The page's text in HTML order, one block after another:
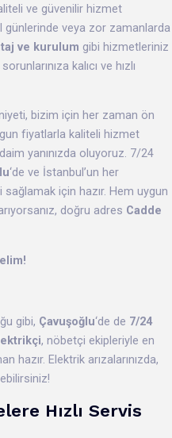
ve güvenilir hizmet
veya zor zamanlarda
ve kurulum gibi hizmetleriniz
kalıcı ve hızlı
bizim için her zaman ön
fiyatlarla kaliteli hizmet
yanınızda oluyoruz. 7/24
‘de ve İstanbul’un her
için hazır. Hem uygun
doğru adres Cadde
gibi, Çavuşoğlu‘de de 7/24
, nöbetçi ekipleriyle en
hazır. Elektrik arızalarınızda,
Hızlı Servis